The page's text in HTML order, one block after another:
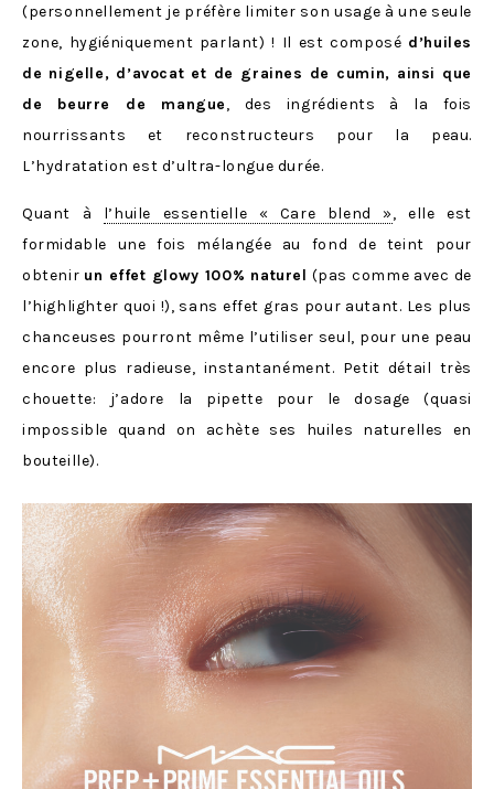
(personnellement je préfère limiter son usage à une seule
zone, hygiéniquement parlant) ! Il est composé d’huiles
de nigelle, d’avocat et de graines de cumin, ainsi que
de beurre de mangue, des ingrédients à la fois
nourrissants et reconstructeurs pour la peau.
L’hydratation est d’ultra-longue durée.
Quant à l’huile essentielle « Care blend », elle est
formidable une fois mélangée au fond de teint pour
obtenir un effet glowy 100% naturel (pas comme avec de
l’highlighter quoi !), sans effet gras pour autant. Les plus
chanceuses pourront même l’utiliser seul, pour une peau
encore plus radieuse, instantanément. Petit détail très
chouette: j’adore la pipette pour le dosage (quasi
impossible quand on achète ses huiles naturelles en
bouteille).